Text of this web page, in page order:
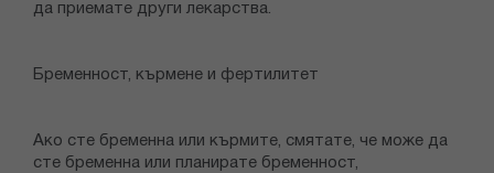
да приемате други лекарства.
Бременност, кърмене и фертилитет
Ако сте бременна или кърмите, смятате, че може да
сте бременна или планирате бременност,